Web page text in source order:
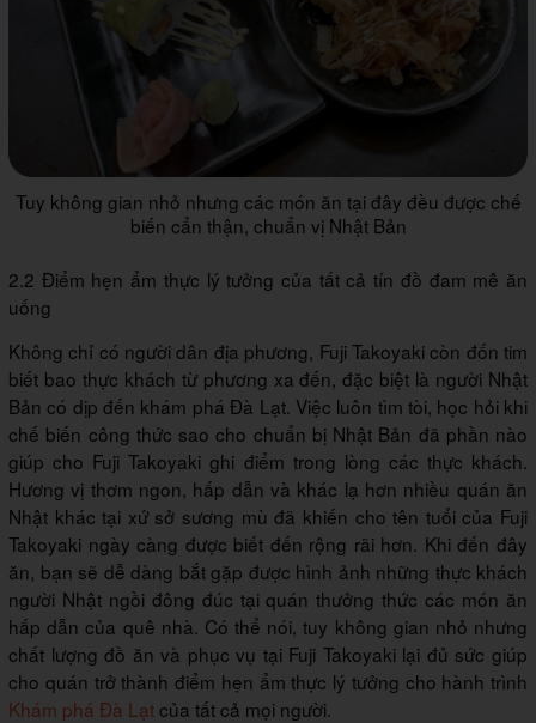
Tuy không gian nhỏ nhưng các món ăn tại đây đều được chế
biến cẩn thận, chuẩn vị Nhật Bản
2.2 Điểm hẹn ẩm thực lý tưởng của tất cả tín đồ đam mê ăn
uống
Không chỉ có người dân địa phương, Fuji Takoyaki còn đốn tim
biết bao thực khách từ phương xa đến, đặc biệt là người Nhật
Bản có dịp đến khám phá Đà Lạt. Việc luôn tìm tòi, học hỏi khi
chế biến công thức sao cho chuẩn bị Nhật Bản đã phần nào
giúp cho Fuji Takoyaki ghi điểm trong lòng các thực khách.
Hương vị thơm ngon, hấp dẫn và khác lạ hơn nhiều quán ăn
Nhật khác tại xứ sở sương mù đã khiến cho tên tuổi của Fuji
Takoyaki ngày càng được biết đến rộng rãi hơn. Khi đến đây
ăn, bạn sẽ dễ dàng bắt gặp được hình ảnh những thực khách
người Nhật ngồi đông đúc tại quán thưởng thức các món ăn
hấp dẫn của quê nhà. Có thể nói, tuy không gian nhỏ nhưng
chất lượng đồ ăn và phục vụ tại Fuji Takoyaki lại đủ sức giúp
cho quán trở thành điểm hẹn ẩm thực lý tưởng cho hành trình
Khám phá Đà Lạt của tất cả mọi người.